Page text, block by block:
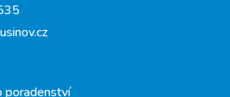
poradenství